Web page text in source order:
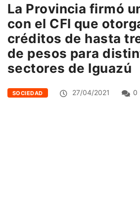
La Provincia firmó
con el CFI que
créditos de hasta
de pesos para
sectores de Iguazú
SOCIEDAD 27/04/2021 0